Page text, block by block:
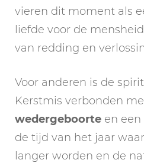
vieren dit moment als
liefde voor de
van redding en
Voor anderen is de
Kerstmis verbonden
wedergeboorte en een
de tijd van het jaar
langer worden en de